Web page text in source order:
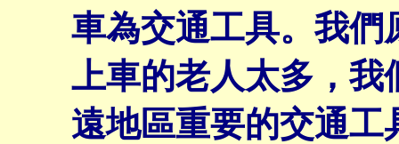
車為交通工具。我們
上車的老人太多，我
遠地區重要的交通工